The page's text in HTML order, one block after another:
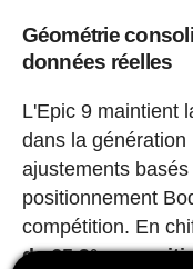
Géométrie
données réelles
L'Epic 9 maintient
dans la
ajustements
positionnement
compétition. En
de 65,9° en